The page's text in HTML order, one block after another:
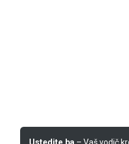
Ustedite.ba – Vaš vodič